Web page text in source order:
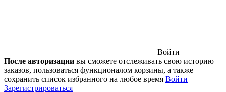
Войти
После авторизации вы сможете отслеживать свою историю
заказов, пользоваться функционалом корзины, а также
сохранить список избранного на любое время Войти
Зарегистрироваться